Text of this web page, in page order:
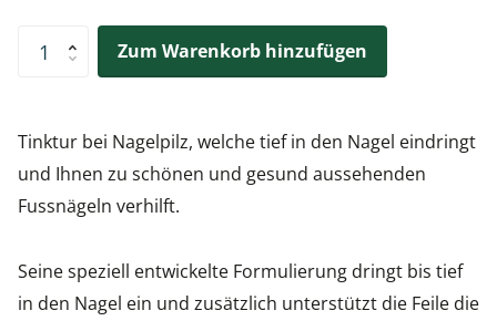
Zum Warenkorb hinzufügen
Tinktur bei Nagelpilz, welche tief in den Nagel eindringt
und Ihnen zu schönen und gesund aussehenden
Fussnägeln verhilft.
Seine speziell entwickelte Formulierung dringt bis tief
in den Nagel ein und zusätzlich unterstützt die Feile die